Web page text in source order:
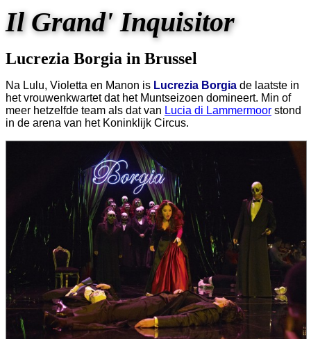
Il Grand' Inquisitor
Lucrezia Borgia in Brussel
Na Lulu, Violetta en Manon is Lucrezia Borgia de laatste in
het vrouwenkwartet dat het Muntseizoen domineert. Min of
meer hetzelfde team als dat van Lucia di Lammermoor stond
in de arena van het Koninklijk Circus.